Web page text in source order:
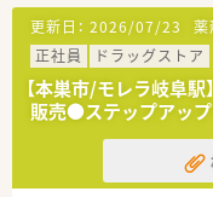
更新日： 2026/07/23 薬
正社員
ドラッグストア
【本巣市/モレラ岐阜
販売●ステップアッ